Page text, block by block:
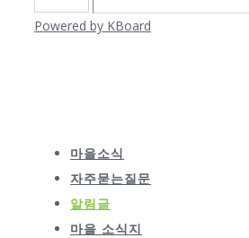
Powered by KBoard
마을소식
자주묻는질문
알림글
마을 소식지